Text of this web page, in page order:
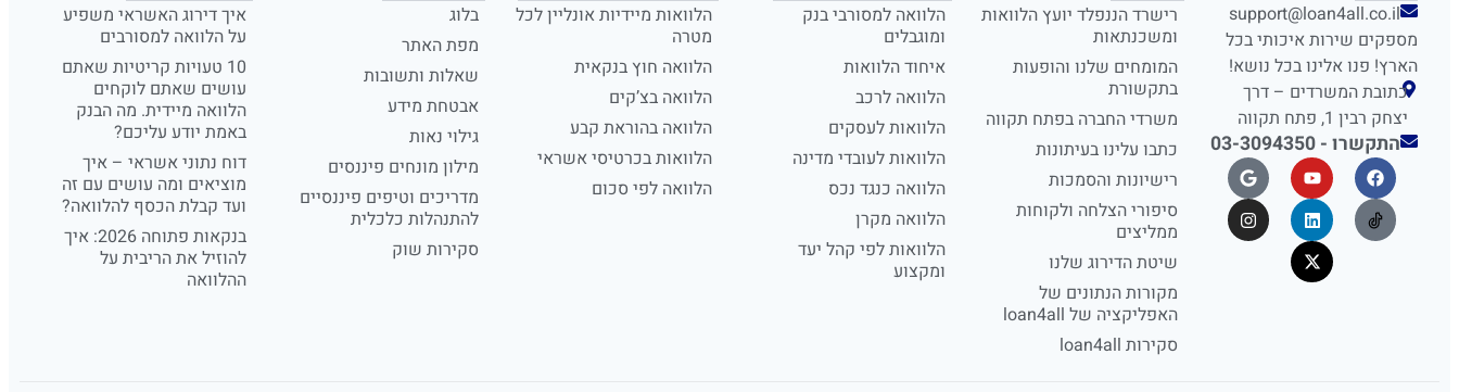
support@loan4all.co.il
מספקים שירות איכותי בכל
הארץ! פנו אלינו בכל נושא!
כתובת המשרדים – דרך
יצחק רבין 1, פתח תקווה
התקשרו - 03-3094350
רישרד הננפלד יועץ הלוואות
ומשכנתאות
המומחים שלנו והופעות
בתקשורת
משרדי החברה בפתח תקווה
כתבו עלינו בעיתונות
רישיונות והסמכות
סיפורי הצלחה ולקוחות
ממליצים
שיטת הדירוג שלנו
מקורות הנתונים של
האפליקציה של loan4all
סקירות loan4all
הלוואה למסורבי בנק
ומוגבלים
איחוד הלוואות
הלוואה לרכב
הלוואות לעסקים
הלוואות לעובדי מדינה
הלוואה כנגד נכס
הלוואה מקרן
הלוואות לפי קהל יעד
ומקצוע
הלוואות מיידיות אונליין לכל
מטרה
הלוואה חוץ בנקאית
הלוואה בצ’קים
הלוואה בהוראת קבע
הלוואות בכרטיסי אשראי
הלוואה לפי סכום
בלוג
מפת האתר
שאלות ותשובות
אבטחת מידע
גילוי נאות
מילון מונחים פיננסים
מדריכים וטיפים פיננסיים
להתנהלות כלכלית
סקירות שוק
איך דירוג האשראי משפיע
על הלוואה למסורבים
10 טעויות קריטיות שאתם
עושים שאתם לוקחים
הלוואה מיידית. מה הבנק
באמת יודע עליכם?
דוח נתוני אשראי – איך
מוציאים ומה עושים עם זה
ועד קבלת הכסף להלוואה?
בנקאות פתוחה 2026: איך
להוזיל את הריבית על
ההלוואה